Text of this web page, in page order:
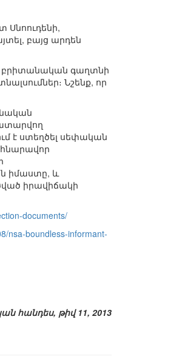
Սնոուդենի,
բայց արդեն
բրիտանական գաղտնի
Նշենք, որ
է ստեղծել սեփական
հնարավոր
իմաստը, և
իրավիճակի
documents/
nsa-boundless-informant-
հանդես, թիվ 11, 2013